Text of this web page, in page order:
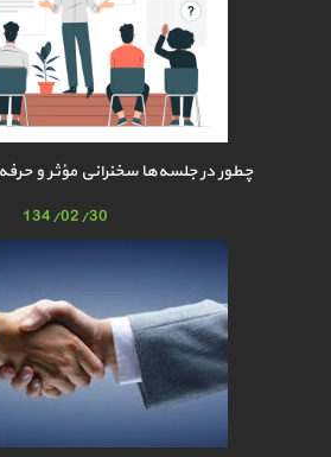
چطور در جلسه‌ها سخنرانی مؤثر و
134/02/30